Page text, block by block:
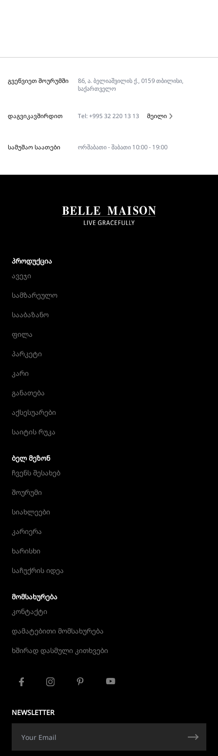
ᲒᲕᲔᲬᲕᲘᲔᲗ ᲨᲝᲣᲠᲣᲛᲨᲘ
86, ა. ბელიაშვილის ქ., 0159 თბილისი,
საქართველო
ᲓᲐᲒᲕᲘᲙᲐᲕᲨᲘᲠᲓᲘᲗ Tel: +995 32 220 13 13 მეილი
ᲡᲐᲛᲣᲨᲐᲝ ᲡᲐᲐᲗᲔᲑᲘ ორშაბათი - შაბათი 10:00 - 19:00
ᲞᲠᲝᲓᲣᲥᲪᲘᲐ
ავეჯი
სამზარეულო
სააბაზანო
ფილა
პარკეტი
კარი
განათება
აქსესუარები
საიტის რუკა
ᲑᲔᲚ ᲛᲔᲖᲝᲜ
ჩვენს შესახებ
შოურუმი
სიახლეები
კარიერა
ხარისხი
საჩუქრის იდეა
ᲛᲝᲛᲡᲐᲮᲣᲠᲔᲑᲐ
კონტაქტი
დამატებითი მომსახურება
ხშირად დასმული კითხვები
NEWSLETTER